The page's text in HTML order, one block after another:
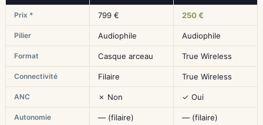
Prix * 799 € 250 €
Pilier Audiophile Audiophile
Format Casque arceau True Wireless
Connectivité Filaire True Wireless
ANC ✗ Non ✓ Oui
Autonomie — (filaire) — (filaire)